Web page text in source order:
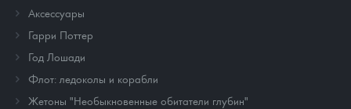
Аксессуары
Гарри Поттер
Год Лошади
Флот: ледоколы и корабли
Жетоны "Необыкновенные обитатели глубин"